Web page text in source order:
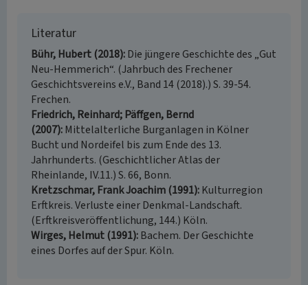
Literatur
Bühr, Hubert (2018) Die jüngere Geschichte des „Gut
Neu-Hemmerich“. (Jahrbuch des Frechener
Geschichtsvereins e.V., Band 14 (2018).) S. 39-54.
Frechen.
Friedrich, Reinhard; Päffgen, Bernd
(2007) Mittelalterliche Burganlagen in Kölner
Bucht und Nordeifel bis zum Ende des 13.
Jahrhunderts. (Geschichtlicher Atlas der
Rheinlande, IV.11.) S. 66, Bonn.
Kretzschmar, Frank Joachim (1991) Kulturregion
Erftkreis. Verluste einer Denkmal-Landschaft.
(Erftkreisveröffentlichung, 144.) Köln.
Wirges, Helmut (1991) Bachem. Der Geschichte
eines Dorfes auf der Spur. Köln.